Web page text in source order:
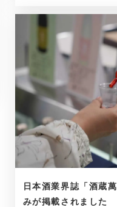
日本酒業界誌「酒蔵
みが掲載されました